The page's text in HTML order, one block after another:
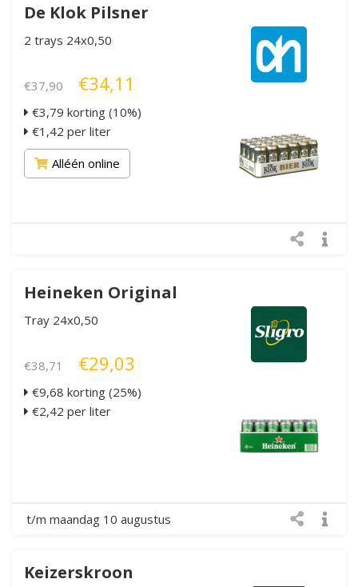
De Klok Pilsner
2 trays 24x0,50
€37,90 €34,11
€3,79 korting (10%)
€1,42 per liter
Alléén online
Heineken Original
Tray 24x0,50
€38,71 €29,03
€9,68 korting (25%)
€2,42 per liter
t/m maandag 10 augustus
Keizerskroon